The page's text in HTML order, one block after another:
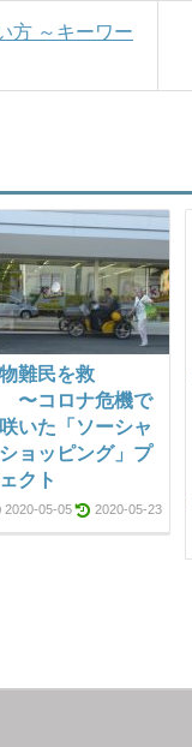
方 ～キーワー
難民を救
〜コロナ危機で
いた「ソーシャ
ョッピング」プ
クト
2020-05-05 2020-05-23